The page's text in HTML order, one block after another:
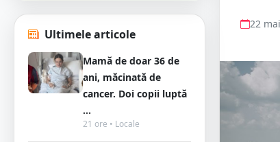
Ultimele articole
Mamă de doar 36 de
ani, măcinată de
cancer. Doi copii luptă
...
21 ore • Locale
22